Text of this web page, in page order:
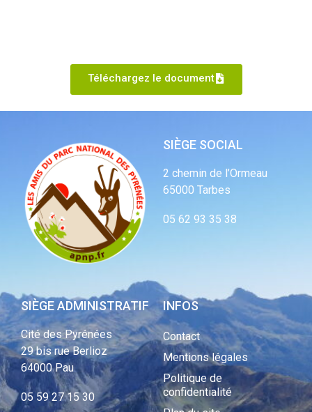
Téléchargez le document
SIÈGE SOCIAL
2 chemin de l’Ormeau
65000 Tarbes
05 62 93 35 38
SIÈGE ADMINISTRATIF
Cité des Pyrénées
29 bis rue Berlioz
64000 Pau
05 59 27 15 30
INFOS
Contact
Mentions légales
Politique de
confidentialité